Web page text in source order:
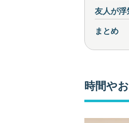
友人が浮
まとめ
時間や